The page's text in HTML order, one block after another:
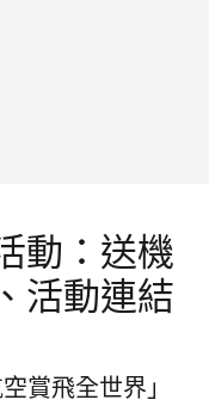
動：送機
活動連結
賞飛全世界」